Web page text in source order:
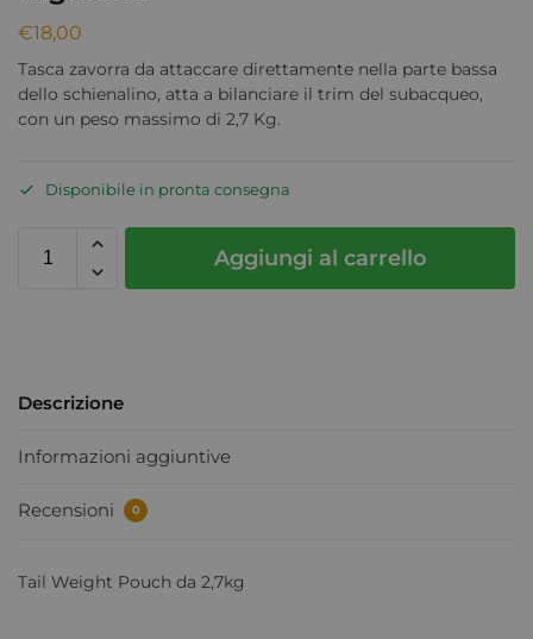
€18,00
Tasca zavorra da attaccare direttamente nella parte bassa
dello schienalino, atta a bilanciare il trim del subacqueo,
con un peso massimo di 2,7 Kg.
Disponibile in pronta consegna
Aggiungi al carrello
Descrizione
Informazioni aggiuntive
Recensioni 0
Tail Weight Pouch da 2,7kg